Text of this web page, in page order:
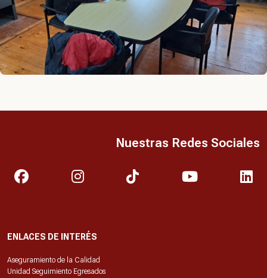
ENLACES DE INTERÉS
Aseguramiento de la Calidad
Unidad Seguimiento Egresados
Nuestras Redes Sociales